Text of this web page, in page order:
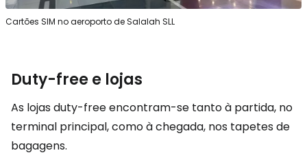
Cartões SIM no aeroporto de Salalah SLL
Duty-free e lojas
As lojas duty-free encontram-se tanto à partida, no
terminal principal, como à chegada, nos tapetes de
bagagens.